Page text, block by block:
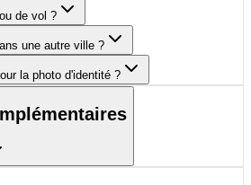
de vol ?
une autre ville ?
la photo d'identité ?